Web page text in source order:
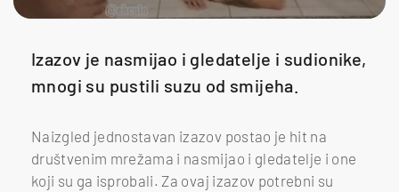
Izazov je nasmijao i gledatelje i sudionike,
mnogi su pustili suzu od smijeha.
Naizgled jednostavan izazov postao je hit na
društvenim mrežama i nasmijao i gledatelje i one
koji su ga isprobali. Za ovaj izazov potrebni su